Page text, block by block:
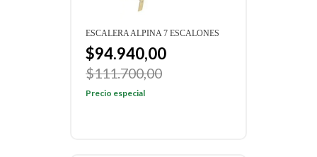
ESCALERA ALPINA 7 ESCALONES
$94.940,00
$111.700,00
Precio especial